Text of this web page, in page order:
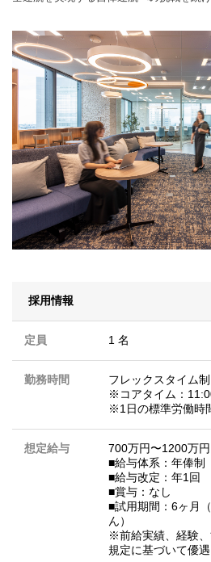
採用情報
定員 1 名
勤務時間
フレックスタイム制
※コアタイム：
※1日の標準労働時
想定給与
700万円〜1200万円
■給与体系：年俸制
■給与改定：年1回
■賞与：なし
■試用期間：6ヶ月
ん）
※前給実績、経験
規定に基づいて優遇